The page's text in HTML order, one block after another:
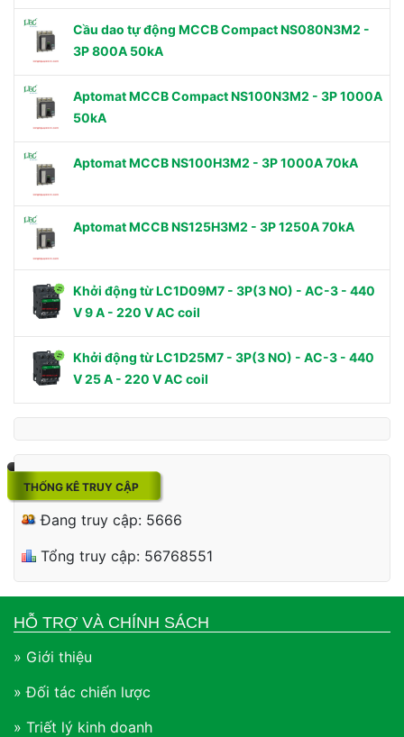
Cầu dao tự động MCCB Compact NS080N3M2 -
3P 800A 50kA
Aptomat MCCB Compact NS100N3M2 - 3P 1000A
50kA
Aptomat MCCB NS100H3M2 - 3P 1000A 70kA
Aptomat MCCB NS125H3M2 - 3P 1250A 70kA
Khởi động từ LC1D09M7 - 3P(3 NO) - AC-3 - 440
V 9 A - 220 V AC coil
Khởi động từ LC1D25M7 - 3P(3 NO) - AC-3 - 440
V 25 A - 220 V AC coil
THỐNG KÊ TRUY CẬP
Đang truy cập: 5666
Tổng truy cập: 56768551
HỖ TRỢ VÀ CHÍNH SÁCH
» Giới thiệu
» Đối tác chiến lược
» Triết lý kinh doanh